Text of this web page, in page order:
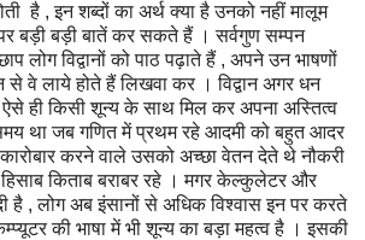
है , इन शब्दों का अर्थ क्या है उनको नहीं मालूम
बड़ी बड़ी बातें कर सकते हैं । सर्वगुण सम्पन
लोग विद्वानों को पाठ पढ़ाते हैं , अपने उन भाषणों
से वे लाये होते हैं लिखवा कर । विद्वान अगर धन
ऐसे ही किसी शून्य के साथ मिल कर अपना अस्तित्व
था जब गणित में प्रथम रहे आदमी को बहुत आदर
करने वाले उसको अच्छा वेतन देते थे नौकरी
किताब बराबर रहे । मगर केल्कुलेटर और
है , लोग अब इंसानों से अधिक विश्वास इन पर करते
की भाषा में भी शून्य का बड़ा महत्व है । इसकी